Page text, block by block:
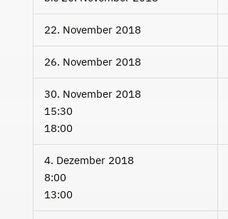
22. November 2018
26. November 2018
30. November 2018
15:30
18:00
4. Dezember 2018
8:00
13:00